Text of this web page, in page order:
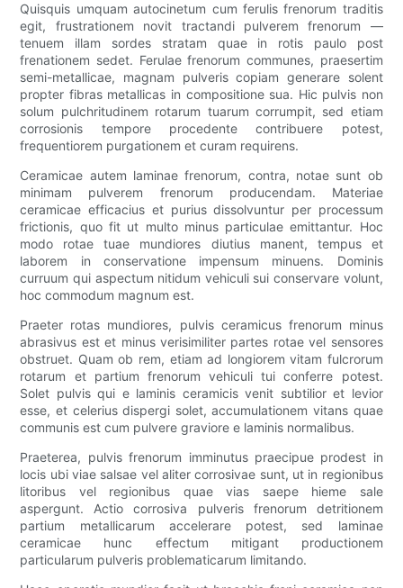
Quisquis umquam autocinetum cum ferulis frenorum traditis
egit, frustrationem novit tractandi pulverem frenorum —
tenuem illam sordes stratam quae in rotis paulo post
frenationem sedet. Ferulae frenorum communes, praesertim
semi-metallicae, magnam pulveris copiam generare solent
propter fibras metallicas in compositione sua. Hic pulvis non
solum pulchritudinem rotarum tuarum corrumpit, sed etiam
corrosionis tempore procedente contribuere potest,
frequentiorem purgationem et curam requirens.
Ceramicae autem laminae frenorum, contra, notae sunt ob
minimam pulverem frenorum producendam. Materiae
ceramicae efficacius et purius dissolvuntur per processum
frictionis, quo fit ut multo minus particulae emittantur. Hoc
modo rotae tuae mundiores diutius manent, tempus et
laborem in conservatione impensum minuens. Dominis
curruum qui aspectum nitidum vehiculi sui conservare volunt,
hoc commodum magnum est.
Praeter rotas mundiores, pulvis ceramicus frenorum minus
abrasivus est et minus verisimiliter partes rotae vel sensores
obstruet. Quam ob rem, etiam ad longiorem vitam fulcrorum
rotarum et partium frenorum vehiculi tui conferre potest.
Solet pulvis qui e laminis ceramicis venit subtilior et levior
esse, et celerius dispergi solet, accumulationem vitans quae
communis est cum pulvere graviore e laminis normalibus.
Praeterea, pulvis frenorum imminutus praecipue prodest in
locis ubi viae salsae vel aliter corrosivae sunt, ut in regionibus
litoribus vel regionibus quae vias saepe hieme sale
aspergunt. Actio corrosiva pulveris frenorum detritionem
partium metallicarum accelerare potest, sed laminae
ceramicae hunc effectum mitigant productionem
particularum pulveris problematicarum limitando.